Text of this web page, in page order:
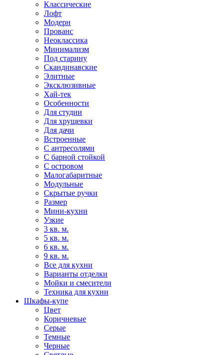
Классические
Лофт
Модерн
Прованс
Неоклассика
Минимализм
Под старину
Скандинавские
Элитные
Эксклюзивные
Хай-тек
Особенности
Для студии
Для хрущевки
Для дачи
Встроенные
С антресолями
С барной стойкой
С островом
Малогабаритные
Модульные
Скрытые ручки
Размер
Мини-кухни
Узкие
3 кв. м.
5 кв. м.
6 кв. м.
9 кв. м.
Все для кухни
Варианты отделки
Мойки и смесители
Техника для кухни
Шкафы-купе
Цвет
Коричневые
Серые
Темные
Черные